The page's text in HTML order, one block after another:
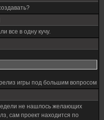
все в одну кучу.
релиз игры под большим вопросом
не нашлось желающих
сам проект находится по